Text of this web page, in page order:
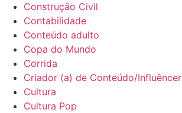
Construção Civil
Contabilidade
Conteúdo adulto
Copa do Mundo
Corrida
Criador (a) de Conteúdo/Influêncer
Cultura
Cultura Pop